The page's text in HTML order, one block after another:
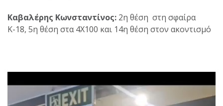
Καβαλέρης Κωνσταντίνος: 2η θέση στη σφαίρα
Κ-18, 5η θέση στα 4Χ100 και 14η θέση στον ακοντισμό